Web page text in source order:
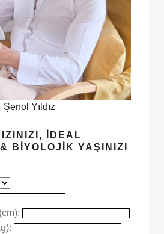
Şenol Yıldız
İDEAL
BIYOLOJIK YAŞINIZI